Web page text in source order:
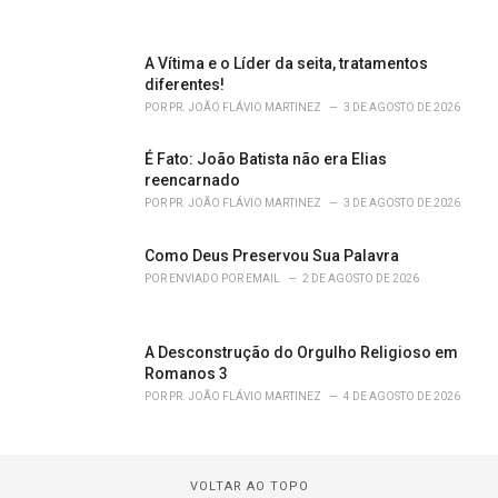
A Vítima e o Líder da seita, tratamentos
diferentes!
POR PR. JOÃO FLÁVIO MARTINEZ 3 DE AGOSTO DE 2026
É Fato: João Batista não era Elias
reencarnado
POR PR. JOÃO FLÁVIO MARTINEZ 3 DE AGOSTO DE 2026
Como Deus Preservou Sua Palavra
POR ENVIADO POR EMAIL 2 DE AGOSTO DE 2026
A Desconstrução do Orgulho Religioso em
Romanos 3
POR PR. JOÃO FLÁVIO MARTINEZ 4 DE AGOSTO DE 2026
VOLTAR AO TOPO